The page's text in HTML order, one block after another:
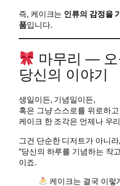
즉, 케이크는 인류의 감정을
품입니다.
마무리 — 오
당신의 이야기
생일이든, 기념일이든,
혹은 그냥 스스로를 위로하
케이크 한 조각은 언제나 우
그건 단순한 디저트가 아니라,
“당신의 하루를 기념하는 작
이죠.
케이크는 결국 이렇